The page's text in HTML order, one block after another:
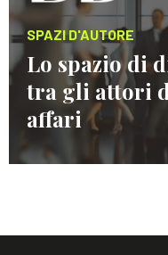
SPAZI D'AUTORE
Lo spazio di
tra gli attori
affari